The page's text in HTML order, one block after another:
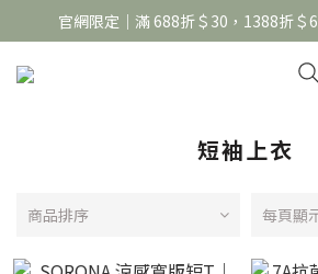
官網限定｜滿 688折＄30，1388折＄
官網限定｜滿 688折＄30，1388折＄
United Athle系列｜註冊會員
短袖上衣
商品排序 每頁顯